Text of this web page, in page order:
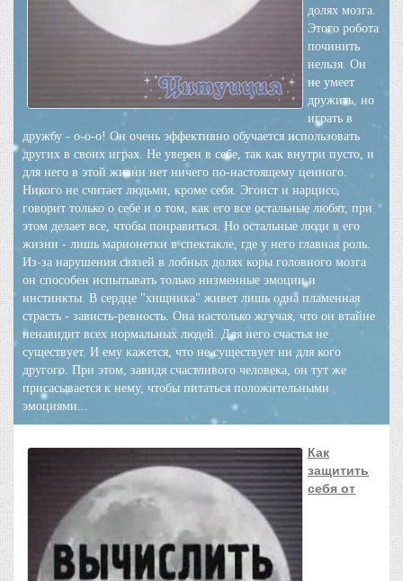
долях мозга.
Этого робота
починить
нельзя. Он
не умеет
дружить, но
играть в
дружбу - о-о-о! Он очень эффективно обучается использовать
других в своих играх. Не уверен в себе, так как внутри пусто, и
для него в этой жизни нет ничего по-настоящему ценного.
Никого не считает людьми, кроме себя. Эгоист и нарцисс,
говорит только о себе и о том, как его все остальные любят, при
этом делает все, чтобы понравиться. Но остальные люди в его
жизни - лишь марионетки в спектакле, где у него главная роль.
Из-за нарушения связей в лобных долях коры головного мозга
он способен испытывать только низменные эмоции и
инстинкты. В сердце "хищника" живет лишь одна пламенная
страсть - зависть-ревность. Она настолько жгучая, что он втайне
ненавидит всех нормальных людей. Для него счастья не
существует. И ему кажется, что не существует ни для кого
другого. При этом, завидя счастливого человека, он тут же
присасывается к нему, чтобы питаться положительными
эмоциями...
Как
защитить
себя от